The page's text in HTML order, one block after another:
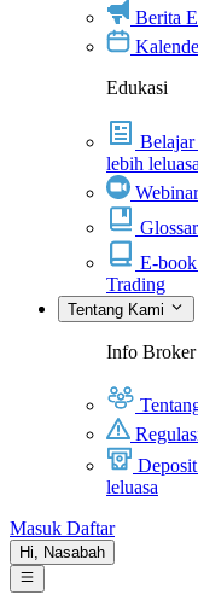
Berita
Edukasi
Belajar
lebih leluasa
E-
Trading
Tentang Kami
Info Broker
leluasa
Masuk Daftar
Hi, Nasabah